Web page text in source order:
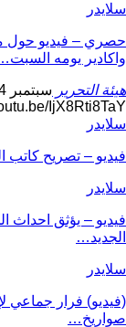
سلايدر
حصري – فيديو حول
واكادير يومه
هيئة التحرير سبتمبر 4, 2022
IjX8Rti8TaY
سلايدر
فيديو – تصريح كاتب
سلايدر
فيديو – يؤثق احداث
الجديد…
سلايدر
(فيديو) فرار جماعي
صواريخ…